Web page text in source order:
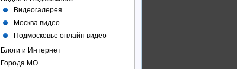
Видеогалерея
Москва видео
Подмосковье онлайн видео
Блоги и Интернет
Города МО